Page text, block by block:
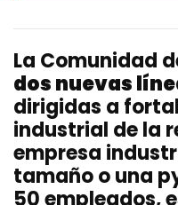
La Comunidad
dos nuevas
dirigidas a
industrial de la
empresa
tamaño o una
50 empleados,